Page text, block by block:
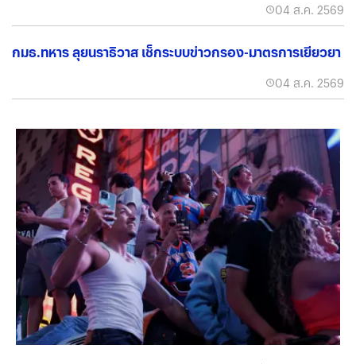
04 ส.ค. 2569
กมธ.ทหาร ลุยนราธิวาส เช็กระบบข่าวกรอง-มาตรการเยียวยา
04 ส.ค. 2569